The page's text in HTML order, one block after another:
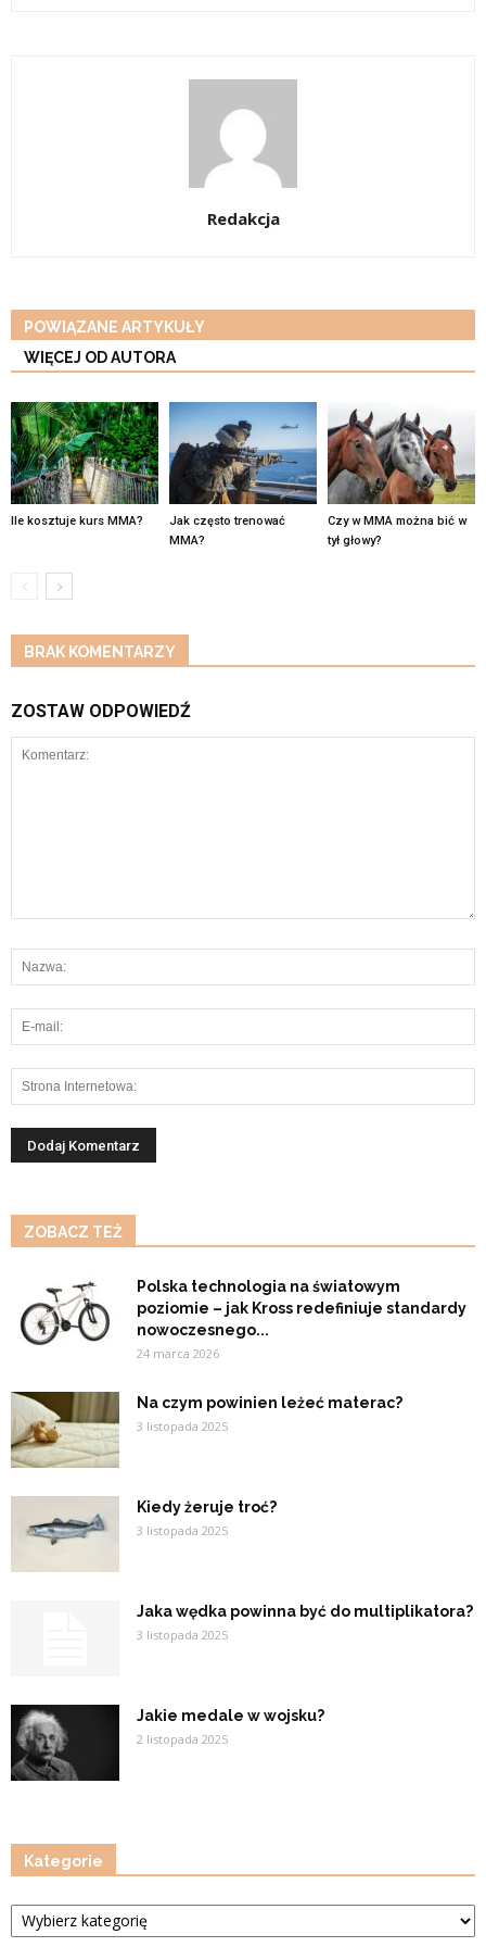
Redakcja
POWIĄZANE ARTYKUŁY
WIĘCEJ OD AUTORA
Ile kosztuje kurs MMA?
Jak często trenować
MMA?
Czy w MMA można bić w
tył głowy?
BRAK KOMENTARZY
ZOSTAW ODPOWIEDŹ
ZOBACZ TEŻ
Polska technologia na światowym
poziomie – jak Kross redefiniuje standardy
nowoczesnego...
24 marca 2026
Na czym powinien leżeć materac?
3 listopada 2025
Kiedy żeruje troć?
3 listopada 2025
Jaka wędka powinna być do multiplikatora?
3 listopada 2025
Jakie medale w wojsku?
2 listopada 2025
Kategorie
Kategorie